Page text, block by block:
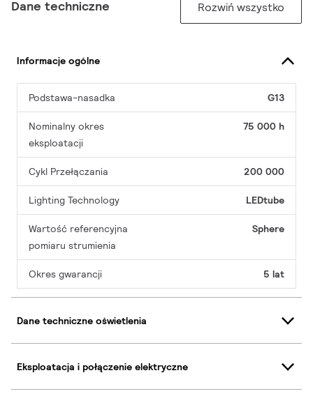
Dane techniczne Rozwiń wszystko
Informacje ogólne
Podstawa-nasadka G13
Nominalny okres
eksploatacji
75 000 h
Cykl Przełączania 200 000
Lighting Technology LEDtube
Wartość referencyjna
pomiaru strumienia
Sphere
Okres gwarancji 5 lat
Dane techniczne oświetlenia
Eksploatacja i połączenie elektryczne